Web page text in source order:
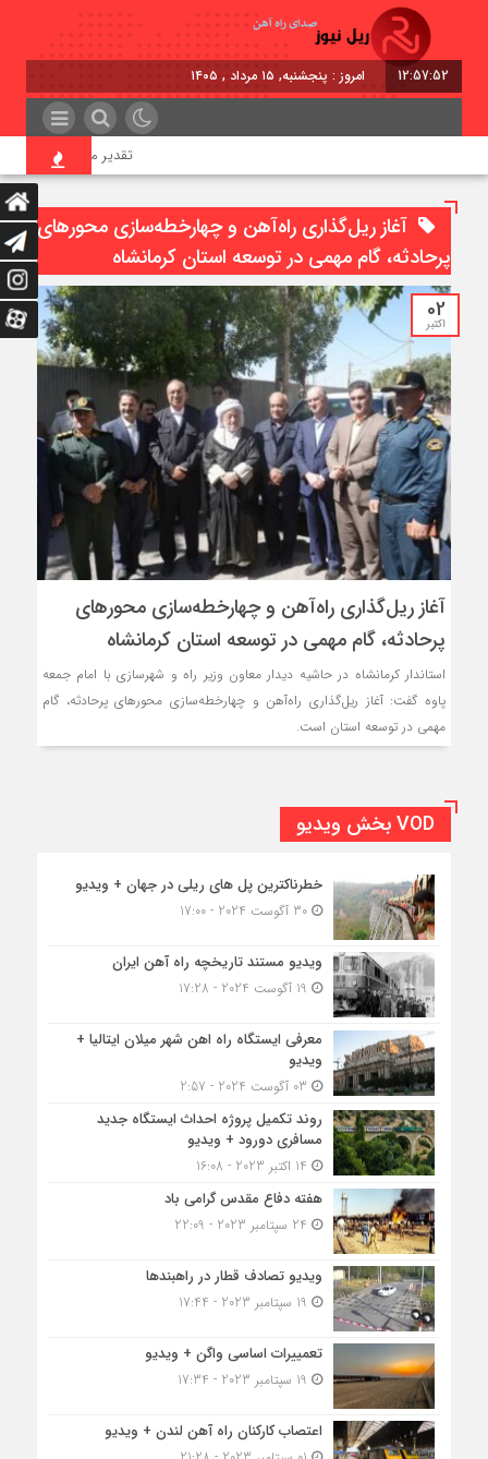
12:57:52 امروز : پنجشنبه, ۱۵ مرداد , ۱۴۰۵
تقدیر معاون اول
آغاز ریل‌گذاری راه‌آهن و چهارخطه‌سازی محورهای
پرحادثه، گام مهمی در توسعه استان کرمانشاه
02
اکتبر
آغاز ریل‌گذاری راه‌آهن و چهارخطه‌سازی محورهای
پرحادثه، گام مهمی در توسعه استان کرمانشاه
استاندار کرمانشاه در حاشیه دیدار معاون وزیر راه و شهرسازی با امام جمعه
پاوه گفت: آغاز ریل‌گذاری راه‌آهن و چهارخطه‌سازی محورهای پرحادثه، گام
مهمی در توسعه استان است.
VOD بخش ویدیو
خطرناکترین پل های ریلی در جهان + ویدیو
30 آگوست 2024 - 17:00
ویدیو مستند تاریخچه راه آهن ایران
معرفی ایستگاه راه اهن شهر میلان ایتالیا +
ویدیو
روند تکمیل پروژه احداث ایستگاه جدید
مسافری دورود + ویدیو
هفته دفاع مقدس گرامی باد
ویدیو تصادف قطار در راهبندها
تعمییرات اساسی واگن + ویدیو
اعتصاب کارکنان راه آهن لندن + ویدیو